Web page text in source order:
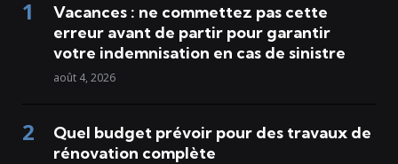
Vacances : ne commettez pas cette
erreur avant de partir pour garantir
votre indemnisation en cas de sinistre
août 4, 2026
Quel budget prévoir pour des travaux de
rénovation complète